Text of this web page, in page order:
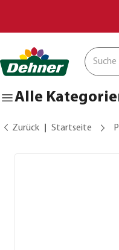
Alle
Zurück Startseite